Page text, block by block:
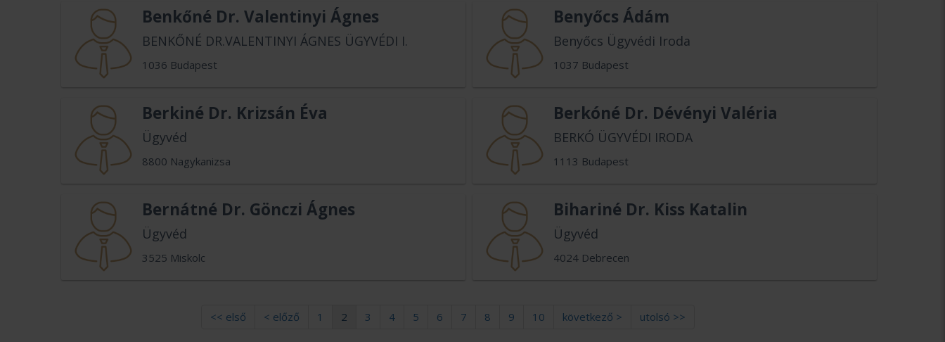
Benkőné Dr. Valentinyi Ágnes
BENKŐNÉ DR.VALENTINYI ÁGNES ÜGYVÉDI I.
1036 Budapest
Benyőcs Ádám
Benyőcs Ügyvédi Iroda
1037 Budapest
Berkiné Dr. Krizsán Éva
Ügyvéd
8800 Nagykanizsa
Berkóné Dr. Dévényi Valéria
BERKÓ ÜGYVÉDI IRODA
1113 Budapest
Bernátné Dr. Gönczi Ágnes
Ügyvéd
3525 Miskolc
Bihariné Dr. Kiss Katalin
Ügyvéd
4024 Debrecen
<< első < előző 1 2 3 4 5 6 7 8 9 10 következő > utolsó >>